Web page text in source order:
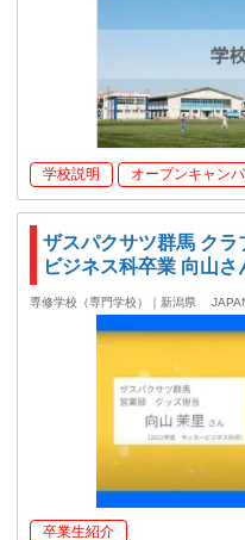
学校説明 オープンキャン
ザスパクサツ群馬 ク
ビジネス科卒業 向山さ
専修学校（専門学校）｜新潟県
卒業生紹介